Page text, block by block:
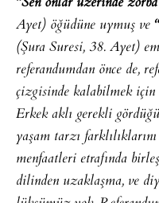
Ayet) öğüdüne uymuş ve
(Şura Suresi, 38. Ayet)
referandumdan önce de,
çizgisinde kalabilmek için
Erkek aklı gerekli
yaşam tarzı
menfaatleri etrafında
dilinden uzaklaşma, ve